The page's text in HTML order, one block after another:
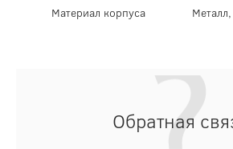
Материал корпуса
Обратная